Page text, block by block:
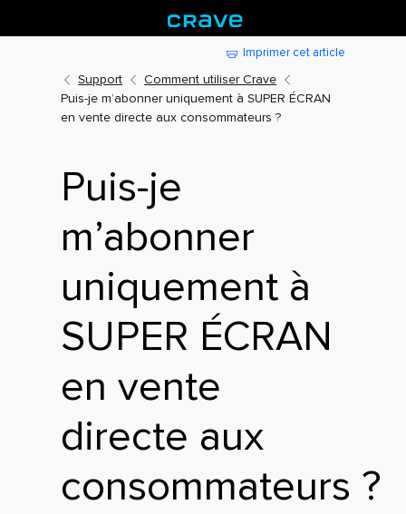
Imprimer cet article
Support
Comment utiliser Crave
Puis-je m’abonner uniquement à SUPER ÉCRAN
en vente directe aux consommateurs ?
Puis-je
m’abonner
uniquement à
SUPER ÉCRAN
en vente
directe aux
consommateurs ?